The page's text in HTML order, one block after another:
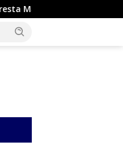
SPPG Polri, Pastikan